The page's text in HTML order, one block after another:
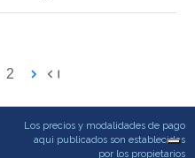
2
Los precios y modalidades de pago
aqui publicados son establecidos
por los propietarios